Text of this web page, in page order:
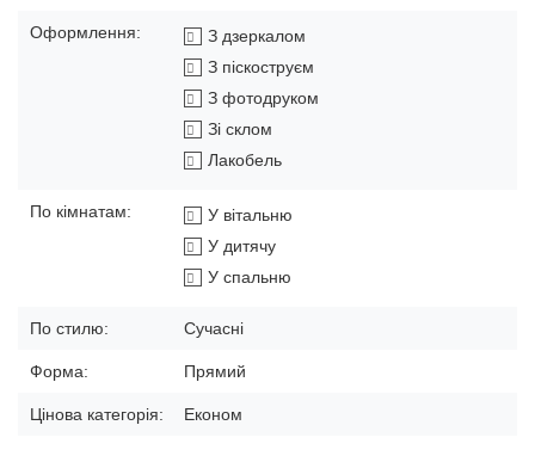
Оформлення:
З дзеркалом
З піскоструєм
З фотодруком
Зі склом
Лакобель
По кімнатам:
У вітальню
У дитячу
У спальню
По стилю: Сучасні
Форма: Прямий
Цінова категорія: Економ